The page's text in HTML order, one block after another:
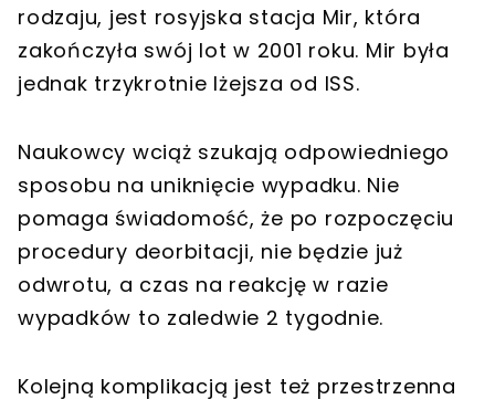
rodzaju, jest rosyjska stacja Mir, która
zakończyła swój lot w 2001 roku. Mir była
jednak trzykrotnie lżejsza od ISS.
Naukowcy wciąż szukają odpowiedniego
sposobu na uniknięcie wypadku. Nie
pomaga świadomość, że po rozpoczęciu
procedury deorbitacji, nie będzie już
odwrotu, a czas na reakcję w razie
wypadków to zaledwie 2 tygodnie.
Kolejną komplikacją jest też przestrzenna